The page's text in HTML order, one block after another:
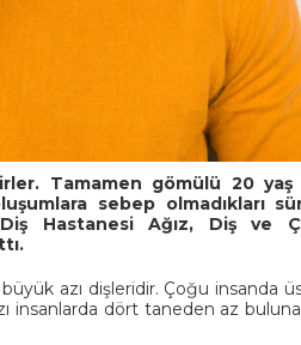
Tamamen gömülü 20 yaş
sebep olmadıkları
Hastanesi Ağız, Diş ve
azı dişleridir. Çoğu insanda
insanlarda dört taneden az